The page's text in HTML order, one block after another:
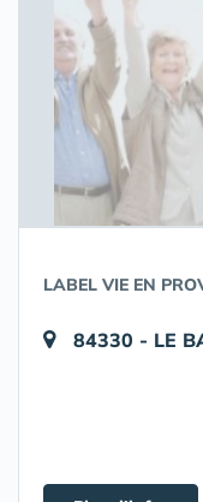
LABEL VIE EN
84330 - LE